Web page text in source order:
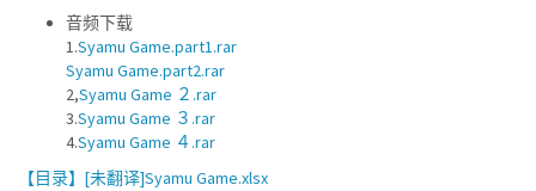
音频下载
1.Syamu Game.part1.rar
Syamu Game.part2.rar
2,Syamu Game ２.rar
3.Syamu Game ３.rar
4.Syamu Game ４.rar
【目录】[未翻译]Syamu Game.xlsx